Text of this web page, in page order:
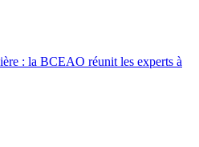
: la BCEAO réunit les experts à